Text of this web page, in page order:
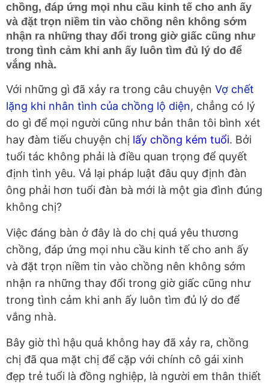
chồng, đáp ứng mọi nhu cầu kinh tế cho anh ấy
và đặt trọn niềm tin vào chồng nên không sớm
nhận ra những thay đổi trong giờ giấc cũng như
trong tình cảm khi anh ấy luôn tìm đủ lý do để
vắng nhà.
Với những gì đã xảy ra trong câu chuyện Vợ chết
lặng khi nhân tình của chồng lộ diện, chẳng có lý
do gì để mọi người cũng như bản thân tôi bình xét
hay đàm tiếu chuyện chị lấy chồng kém tuổi. Bởi
tuổi tác không phải là điều quan trọng để quyết
định tình yêu. Vả lại pháp luật đâu quy định đàn
ông phải hơn tuổi đàn bà mới là một gia đình đúng
không chị?
Việc đáng bàn ở đây là do chị quá yêu thương
chồng, đáp ứng mọi nhu cầu kinh tế cho anh ấy
và đặt trọn niềm tin vào chồng nên không sớm
nhận ra những thay đổi trong giờ giấc cũng như
trong tình cảm khi anh ấy luôn tìm đủ lý do để
vắng nhà.
Bây giờ thì hậu quả không hay đã xảy ra, chồng
chị đã qua mặt chị để cặp với chính cô gái xinh
đẹp trẻ tuổi là đồng nghiệp, là người em thân thiết